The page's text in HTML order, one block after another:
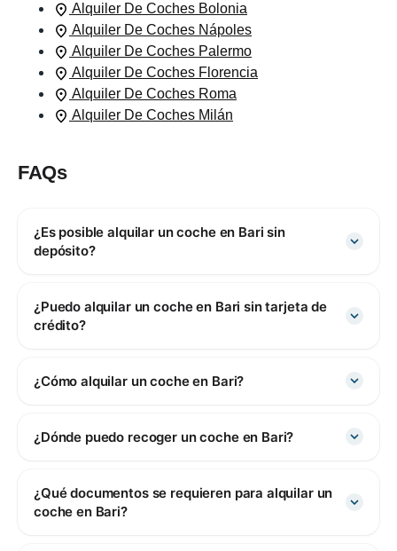
Alquiler De Coches Bolonia
Alquiler De Coches Nápoles
Alquiler De Coches Palermo
Alquiler De Coches Florencia
Alquiler De Coches Roma
Alquiler De Coches Milán
FAQs
¿Es posible alquilar un coche en Bari sin
depósito?
¿Puedo alquilar un coche en Bari sin tarjeta de
crédito?
¿Cómo alquilar un coche en Bari?
¿Dónde puedo recoger un coche en Bari?
¿Qué documentos se requieren para alquilar un
coche en Bari?